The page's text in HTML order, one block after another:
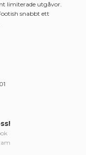
limiterade utgåvor.
snabbt ett